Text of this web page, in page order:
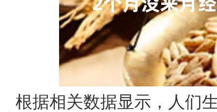
根据相关数据显示，人们